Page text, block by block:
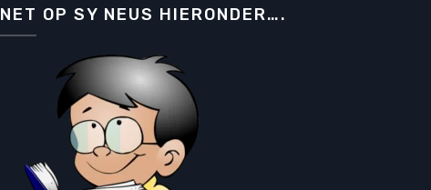
NET OP SY NEUS HIERONDER….